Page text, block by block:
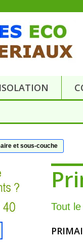
ISOLATION
et sous-couche
Tout